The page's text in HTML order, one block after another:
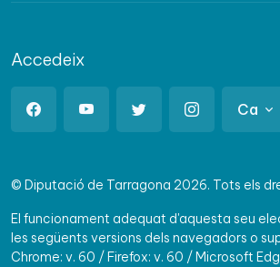
Accedeix
Ca
© Diputació de Tarragona 2026. Tots els
El funcionament adequat d'aquesta seu
les següents versions dels navegadors o
Chrome: v. 60 / Firefox: v. 60 / Microsoft